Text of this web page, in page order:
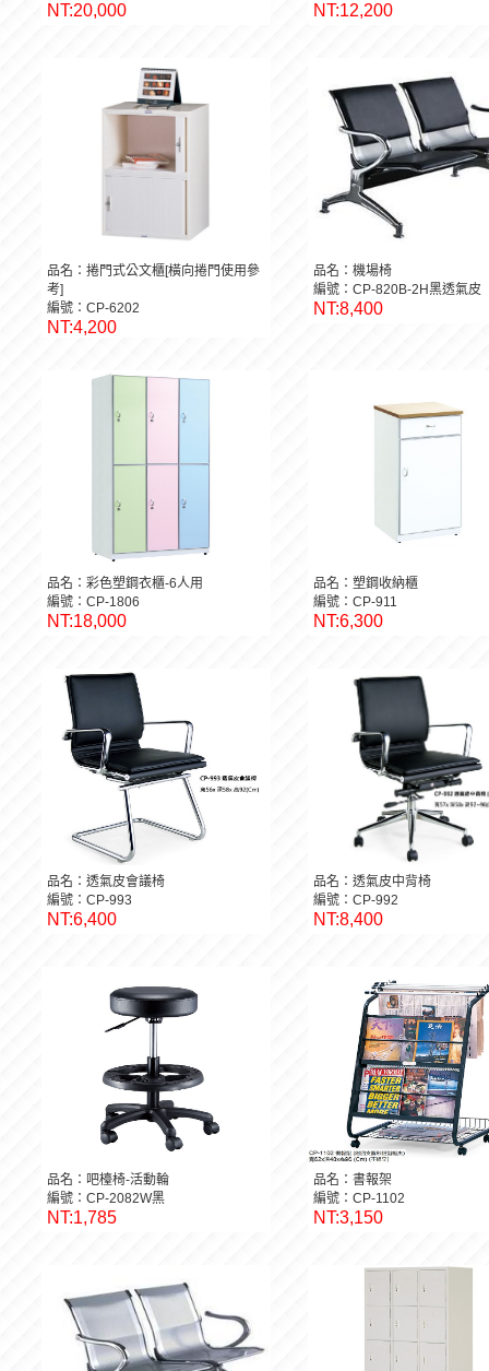
NT:20,000 NT:12,200
品名：捲門式公文櫃[橫向捲門使用參
考]
編號：CP-6202
NT:4,200
品名：機場椅
編號：CP-820B-2H黑透氣皮
NT:8,400
品名：彩色塑鋼衣櫃-6人用
編號：CP-1806
NT:18,000
品名：塑鋼收納櫃
編號：CP-911
NT:6,300
品名：透氣皮會議椅
編號：CP-993
NT:6,400
品名：透氣皮中背椅
編號：CP-992
NT:8,400
品名：吧檯椅-活動輪
編號：CP-2082W黑
NT:1,785
品名：書報架
編號：CP-1102
NT:3,150